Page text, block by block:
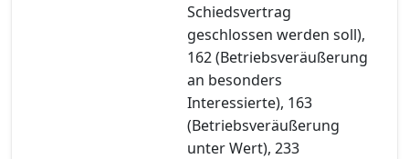
Schiedsvertrag
geschlossen werden soll),
162 (Betriebsveräußerung
an besonders
Interessierte), 163
(Betriebsveräußerung
unter Wert), 233